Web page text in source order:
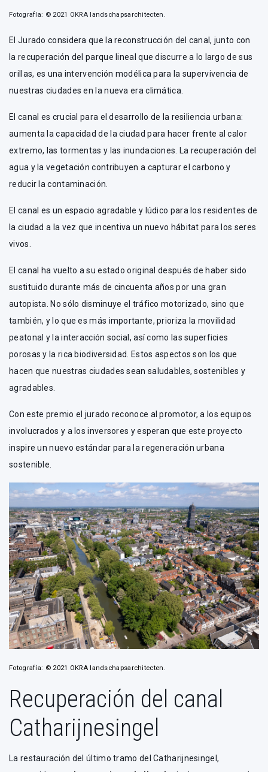
Fotografía: © 2021 OKRA landschapsarchitecten.
El Jurado considera que la reconstrucción del canal, junto con
la recuperación del parque lineal que discurre a lo largo de sus
orillas, es una intervención modélica para la supervivencia de
nuestras ciudades en la nueva era climática.
El canal es crucial para el desarrollo de la resiliencia urbana:
aumenta la capacidad de la ciudad para hacer frente al calor
extremo, las tormentas y las inundaciones. La recuperación del
agua y la vegetación contribuyen a capturar el carbono y
reducir la contaminación.
El canal es un espacio agradable y lúdico para los residentes de
la ciudad a la vez que incentiva un nuevo hábitat para los seres
vivos.
El canal ha vuelto a su estado original después de haber sido
sustituido durante más de cincuenta años por una gran
autopista. No sólo disminuye el tráfico motorizado, sino que
también, y lo que es más importante, prioriza la movilidad
peatonal y la interacción social, así como las superficies
porosas y la rica biodiversidad. Estos aspectos son los que
hacen que nuestras ciudades sean saludables, sostenibles y
agradables.
Con este premio el jurado reconoce al promotor, a los equipos
involucrados y a los inversores y esperan que este proyecto
inspire un nuevo estándar para la regeneración urbana
sostenible.
Fotografía: © 2021 OKRA landschapsarchitecten.
Recuperación del canal
Catharijnesingel
La restauración del último tramo del Catharijnesingel,